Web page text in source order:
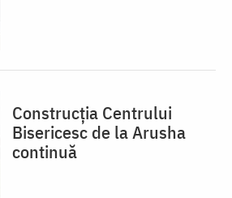
Construcția Centrului
Bisericesc de la Arusha
continuă